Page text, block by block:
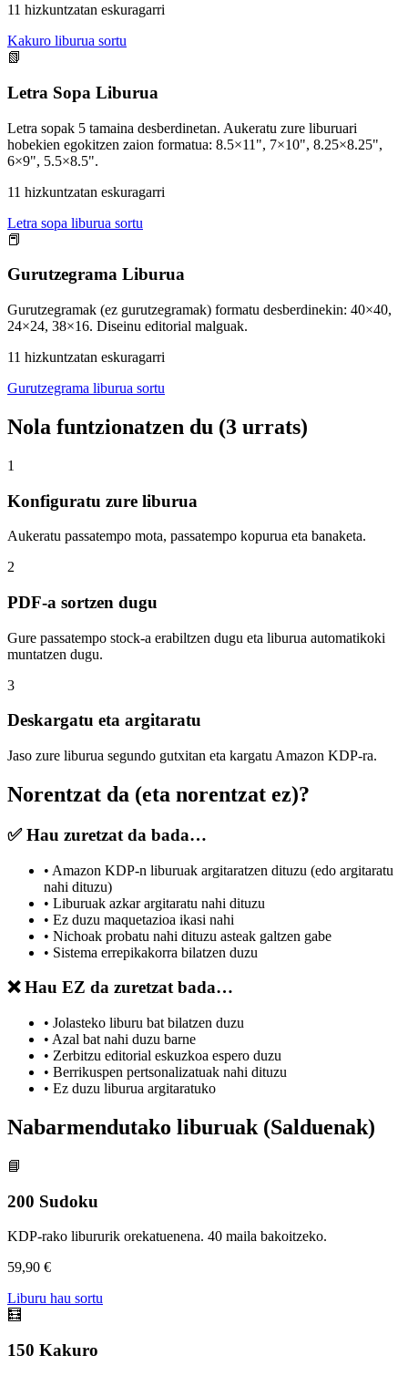
11 hizkuntzatan eskuragarri
Kakuro liburua sortu
📗
Letra Sopa Liburua
Letra sopak 5 tamaina desberdinetan. Aukeratu zure liburuari
hobekien egokitzen zaion formatua: 8.5×11", 7×10", 8.25×8.25",
6×9", 5.5×8.5".
11 hizkuntzatan eskuragarri
Letra sopa liburua sortu
📕
Gurutzegrama Liburua
Gurutzegramak (ez gurutzegramak) formatu desberdinekin: 40×40,
24×24, 38×16. Diseinu editorial malguak.
11 hizkuntzatan eskuragarri
Gurutzegrama liburua sortu
Nola funtzionatzen du (3 urrats)
1
Konfiguratu zure liburua
Aukeratu passatempo mota, passatempo kopurua eta banaketa.
2
PDF-a sortzen dugu
Gure passatempo stock-a erabiltzen dugu eta liburua automatikoki
muntatzen dugu.
3
Deskargatu eta argitaratu
Jaso zure liburua segundo gutxitan eta kargatu Amazon KDP-ra.
Norentzat da (eta norentzat ez)?
✅ Hau zuretzat da bada…
• Amazon KDP-n liburuak argitaratzen dituzu (edo argitaratu
nahi dituzu)
• Liburuak azkar argitaratu nahi dituzu
• Ez duzu maquetazioa ikasi nahi
• Nichoak probatu nahi dituzu asteak galtzen gabe
• Sistema errepikakorra bilatzen duzu
❌ Hau EZ da zuretzat bada…
• Jolasteko liburu bat bilatzen duzu
• Azal bat nahi duzu barne
• Zerbitzu editorial eskuzkoa espero duzu
• Berrikuspen pertsonalizatuak nahi dituzu
• Ez duzu liburua argitaratuko
Nabarmendutako liburuak (Salduenak)
📘
200 Sudoku
KDP-rako libururik orekatuenena. 40 maila bakoitzeko.
59,90 €
Liburu hau sortu
🧮
150 Kakuro